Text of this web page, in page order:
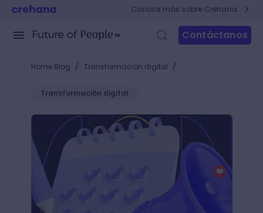
Conoce más sobre Crehana
Contáctanos
Home Blog / Transformación digital /
Transformación digital
Marketing en redes sociales: 9 simples pasos para